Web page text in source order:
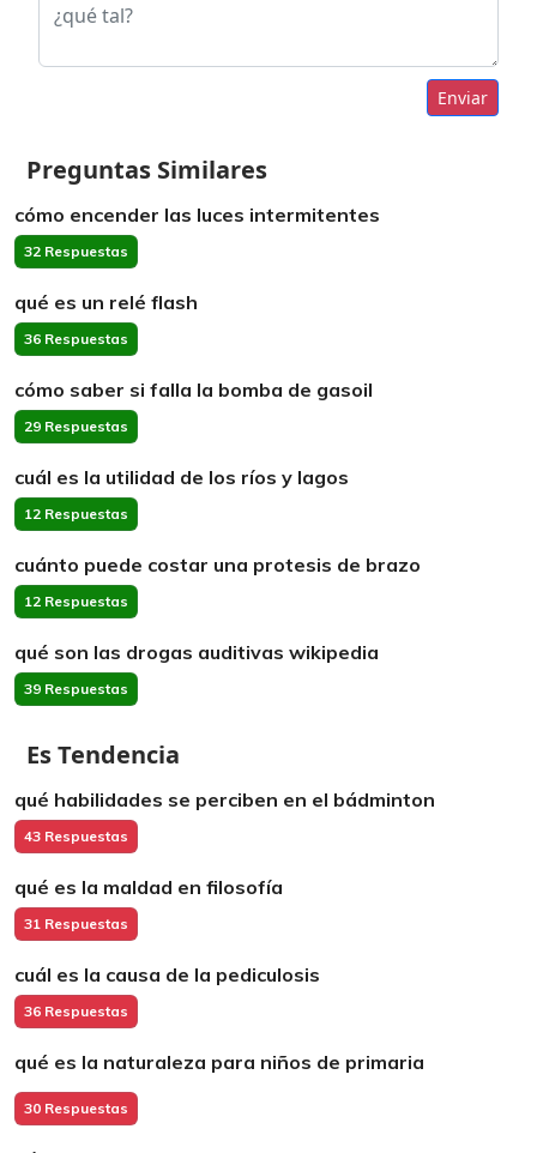
Enviar
Preguntas Similares
cómo encender las luces intermitentes
32 Respuestas
qué es un relé flash
36 Respuestas
cómo saber si falla la bomba de gasoil
29 Respuestas
cuál es la utilidad de los ríos y lagos
12 Respuestas
cuánto puede costar una protesis de brazo
12 Respuestas
qué son las drogas auditivas wikipedia
39 Respuestas
Es Tendencia
qué habilidades se perciben en el bádminton
43 Respuestas
qué es la maldad en filosofía
31 Respuestas
cuál es la causa de la pediculosis
36 Respuestas
qué es la naturaleza para niños de primaria
30 Respuestas